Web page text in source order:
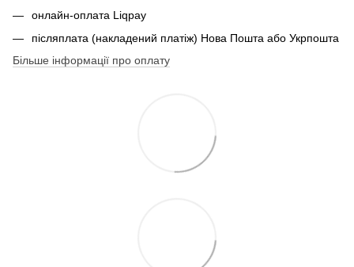
онлайн-оплата Liqpay
післяплата (накладений платіж) Нова Пошта або Укрпошта
Більше інформації про оплату